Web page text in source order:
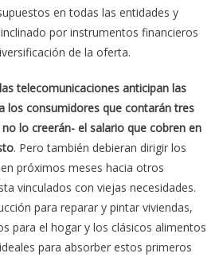
en todas las entidades y
por instrumentos financieros
de la oferta.
telecomunicaciones anticipan las
los consumidores que contarán tres
lo creerán- el salario que cobren en
. Pero también debieran dirigir los
próximos meses hacia otros
vinculados con viejas necesidades.
para reparar y pintar viviendas,
para el hogar y los clásicos alimentos
para absorber estos primeros